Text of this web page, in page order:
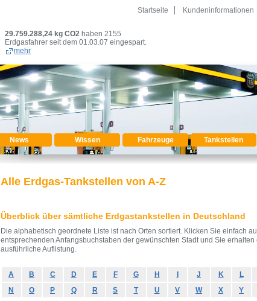
Startseite Kundeninformationen
29.759.288,24 kg CO2 haben 2155
Erdgasfahrer seit dem 01.03.07 eingespart.
mehr
News Wissen Fahrzeuge Tankstellen
Alle Erdgas-Tankstellen von A-Z
Überblick über sämtliche Erdgastankstellen in Deutschland
Die alphabetisch geordnete Liste ist nach Orten sortiert. Klicken Sie einfach
entsprechenden Anfangsbuchstaben der gewünschten Stadt und Sie erhalten
ausführliche Auflistung.
A B C D E F G H J K L
N
O P Q R S T U V W X Y